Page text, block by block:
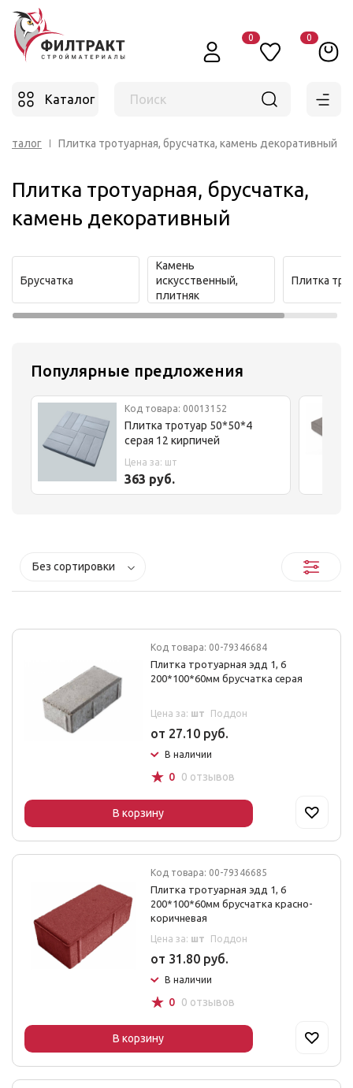
0 0
Каталог Поиск
Каталог Плитка тротуарная, брусчатка, камень декоративный
Плитка тротуарная, брусчатка,
камень декоративный
Брусчатка
Камень
искусственный,
плитняк
Плитка
Популярные предложения
Код товара: 00013152
Плитка тротуар 50*50*4
серая 12 кирпичей
Цена за: шт
363 руб.
Без сортировки
Код товара: 00-79346684
Плитка тротуарная эдд 1, 6
200*100*60мм брусчатка серая
Цена за: шт Поддон
от 27.10 руб.
В наличии
☆ 0 0 отзывов
В корзину
Код товара: 00-79346685
Плитка тротуарная эдд 1, 6
200*100*60мм брусчатка красно-
коричневая
Цена за: шт Поддон
от 31.80 руб.
В наличии
☆ 0 0 отзывов
В корзину